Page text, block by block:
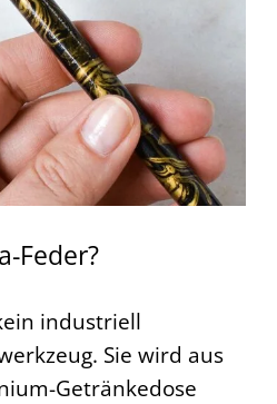
Feder?
industriell
Sie wird aus
Getränkedose